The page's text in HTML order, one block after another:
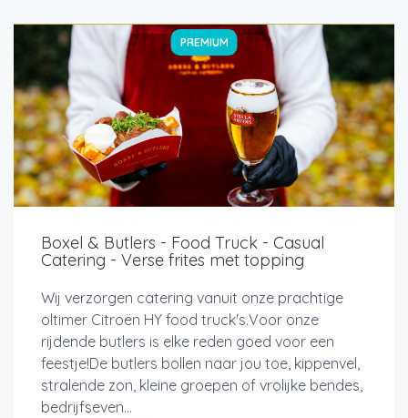
PREMIUM
Boxel & Butlers - Food Truck - Casual
Catering - Verse frites met topping
Wij verzorgen catering vanuit onze prachtige
oltimer Citroën HY food truck's.Voor onze
rijdende butlers is elke reden goed voor een
feestje!De butlers bollen naar jou toe, kippenvel,
stralende zon, kleine groepen of vrolijke bendes,
bedrijfseven...